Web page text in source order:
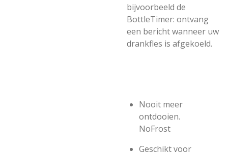
bijvoorbeeld de
BottleTimer: ontvang
een bericht wanneer uw
drankfles is afgekoeld.
Nooit meer
ontdooien.
NoFrost
Geschikt voor